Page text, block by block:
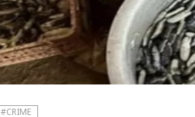
#CRIME